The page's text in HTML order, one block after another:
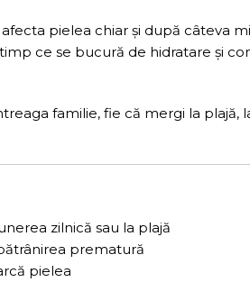
pielea chiar și după câteva
ce se bucură de hidratare și
familie, fie că mergi la plajă,
zilnică sau la plajă
prematură
pielea